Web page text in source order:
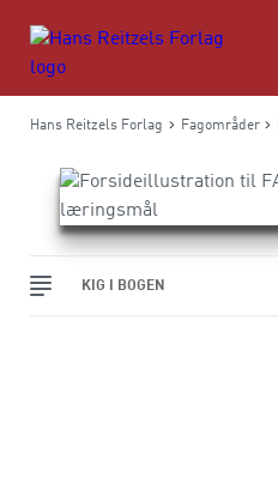
Hans Reitzels Forlag Fagområder
KIG I BOGEN